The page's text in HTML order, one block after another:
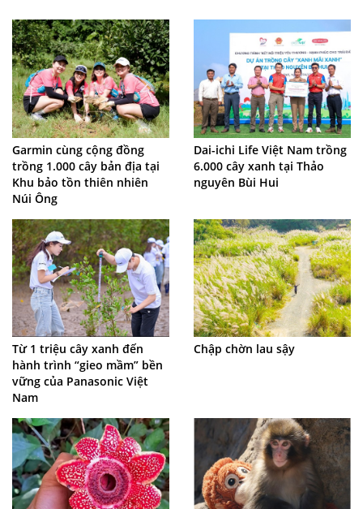
Garmin cùng cộng đồng
trồng 1.000 cây bản địa tại
Khu bảo tồn thiên nhiên
Núi Ông
Dai-ichi Life Việt Nam trồng
6.000 cây xanh tại Thảo
nguyên Bùi Hui
Từ 1 triệu cây xanh đến
hành trình “gieo mầm” bền
vững của Panasonic Việt
Nam
Chập chờn lau sậy